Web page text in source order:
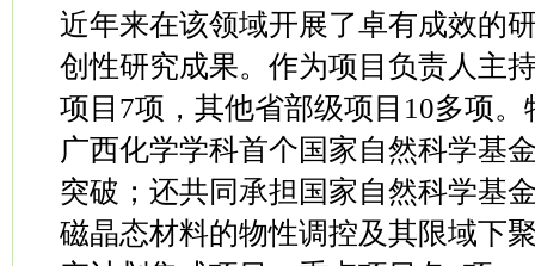
近年来在该领域开展了卓有成效的
创性研究成果。作为项目负责人主
项目 7项，其他省部级项目 10多项。
广西化学学科首个国家自然科学基
突破；还共同承担国家自然科学基
磁晶态材料的物性调控及其限域下